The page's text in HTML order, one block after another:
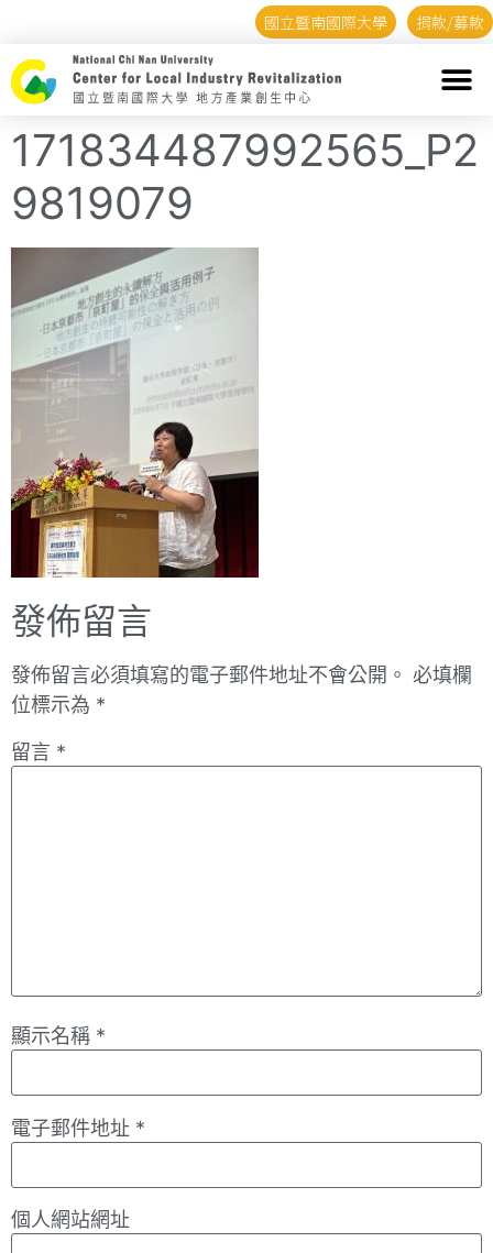
國立暨南國際大學 捐款/募款
171834487992565_P2
9819079
發佈留言
發佈留言必須填寫的電子郵件地址不會公開。 必填欄
位標示為 *
留言 *
顯示名稱 *
電子郵件地址 *
個人網站網址